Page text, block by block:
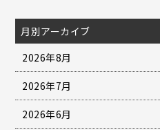
月別アーカイブ
2026年8月
2026年7月
2026年6月